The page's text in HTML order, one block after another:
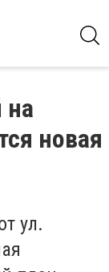
на
новая
ул.